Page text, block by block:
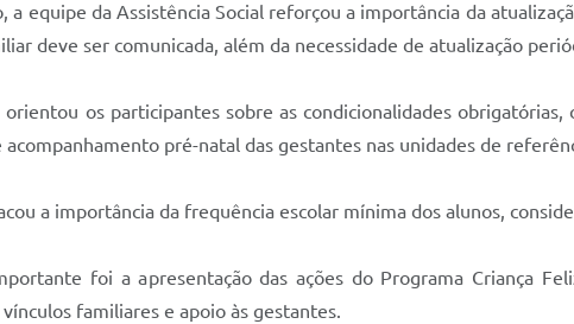
a equipe da Assistência Social reforçou a importância da
deve ser comunicada, além da necessidade de atualização
os participantes sobre as condicionalidades
acompanhamento pré-natal das gestantes nas unidades de
a importância da frequência escolar mínima dos alunos,
foi a apresentação das ações do Programa Criança
familiares e apoio às gestantes.